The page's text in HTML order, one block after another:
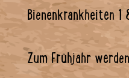
Bienenkrankheiten 1
Zum Frühjahr